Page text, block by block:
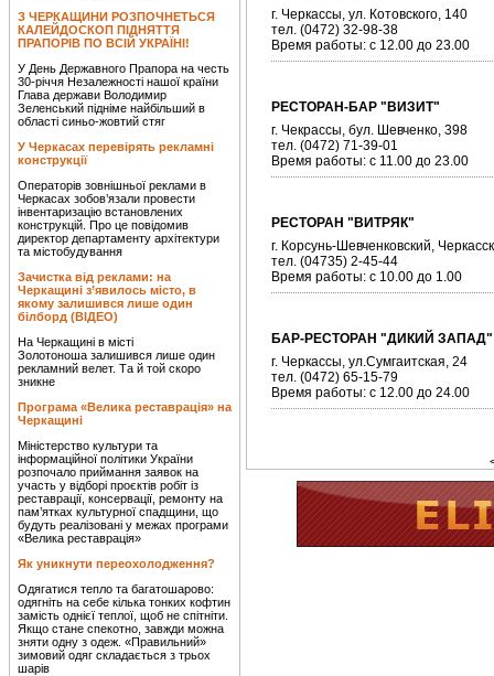
З ЧЕРКАЩИНИ РОЗПОЧНЕТЬСЯ
КАЛЕЙДОСКОП ПІДНЯТТЯ
ПРАПОРІВ ПО ВСІЙ УКРАЇНІ!
У День Державного Прапора на честь
30-річчя Незалежності нашої країни
Глава держави Володимир
Зеленський підніме найбільший в
області синьо-жовтий стяг
У Черкасах перевірять рекламні
конструкції
Операторів зовнішньої реклами в
Черкасах зобов’язали провести
інвентаризацію встановлених
конструкцій. Про це повідомив
директор департаменту архітектури
та містобудування
Зачистка від реклами: на
Черкащині з’явилось місто, в
якому залишився лише один
білборд (ВІДЕО)
На Черкащині в місті
Золотоноша залишився лише один
рекламний велет. Та й той скоро
зникне
Програма «Велика реставрація» на
Черкащині
Міністерство культури та
інформаційної політики України
розпочало приймання заявок на
участь у відборі проєктів робіт із
реставрації, консервації, ремонту на
пам’ятках культурної спадщини, що
будуть реалізовані у межах програми
«Велика реставрація»
Як уникнути переохолодження?
Одягатися тепло та багатошарово:
одягніть на себе кілька тонких кофтин
замість однієї теплої, щоб не спітніти.
Якщо стане спекотно, завжди можна
зняти одну з одеж. «Правильний»
зимовий одяг складається з трьох
шарів
г. Черкассы, ул. Котовского, 140
тел. (0472) 32-98-38
Время работы: с 12.00 до 23.00
РЕСТОРАН-БАР "ВИЗИТ"
г. Чекрассы, бул. Шевченко, 398
тел. (0472) 71-39-01
Время работы: с 11.00 до 23.00
РЕСТОРАН "ВИТРЯК"
г. Корсунь-Шевченковский,
тел. (04735) 2-45-44
Время работы: с 10.00 до 1.00
БАР-РЕСТОРАН "ДИКИЙ ЗАПАД"
г. Черкассы, ул.Сумгаитская, 24
тел. (0472) 65-15-79
Время работы: с 12.00 до 24.00